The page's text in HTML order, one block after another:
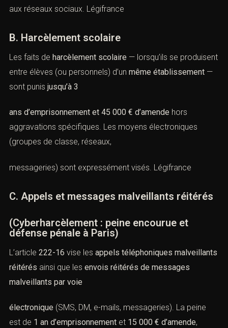
aux réseaux sociaux. Légifrance
B. Harcèlement scolaire
Les faits de harcèlement scolaire — lorsqu’ils se produisent
entre élèves (ou personnels) d’un même établissement —
sont punis jusqu’à 3
ans d’emprisonnement et 45 000 € d’amende hors
aggravations spécifiques. Les moyens électroniques
(groupes de classe, réseaux,
messageries) sont expressément visés. Légifrance
C. Appels et messages malveillants réitérés
(Cyberharcèlement : peine encourue et
défense pénale à Paris)
L’article 222-16 vise les appels téléphoniques malveillants
réitérés ainsi que les envois réitérés de messages
malveillants par voie
électronique (SMS, DM, e-mails, messageries). La peine
est de 1 an d’emprisonnement et 15 000 € d’amende,